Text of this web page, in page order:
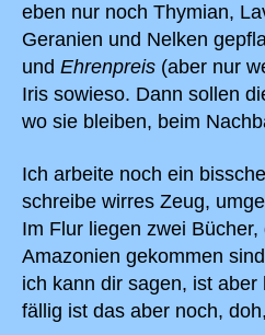
eben nur noch Thymian,
Geranien und Nelken
und Ehrenpreis (aber nur
Iris sowieso. Dann sollen
wo sie bleiben, beim
Ich arbeite noch ein
schreibe wirres Zeug,
Im Flur liegen zwei
Amazonien gekommen
ich kann dir sagen, ist
fällig ist das aber noch,